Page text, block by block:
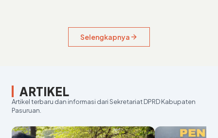
Selengkapnya
ARTIKEL
Artikel terbaru dan informasi dari Sekretariat DPRD Kabupaten
Pasuruan.